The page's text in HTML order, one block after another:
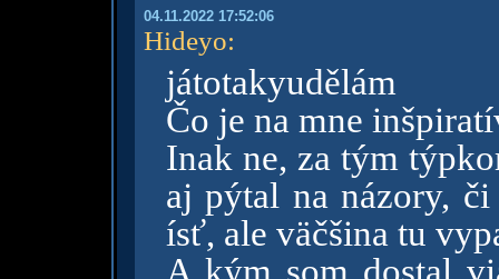
04.11.2022 17:52:06
Hideyo:
játotakyudělám
Čo je na mne
Inak ne, za tým
aj pýtal na názory,
ísť, ale väčšina tu